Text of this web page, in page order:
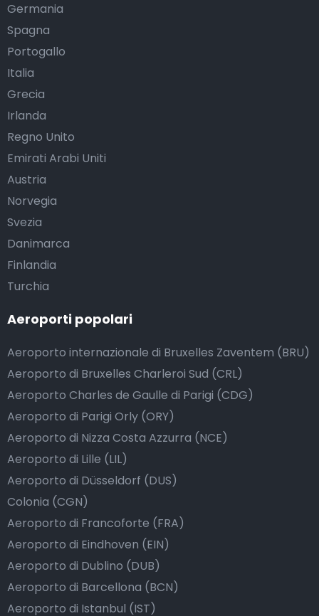
Germania
Spagna
Portogallo
Italia
Grecia
Irlanda
Regno Unito
Emirati Arabi Uniti
Austria
Norvegia
Svezia
Danimarca
Finlandia
Turchia
Aeroporti popolari
Aeroporto internazionale di Bruxelles Zaventem (BRU)
Aeroporto di Bruxelles Charleroi Sud (CRL)
Aeroporto Charles de Gaulle di Parigi (CDG)
Aeroporto di Parigi Orly (ORY)
Aeroporto di Nizza Costa Azzurra (NCE)
Aeroporto di Lille (LIL)
Aeroporto di Düsseldorf (DUS)
Colonia (CGN)
Aeroporto di Francoforte (FRA)
Aeroporto di Eindhoven (EIN)
Aeroporto di Dublino (DUB)
Aeroporto di Barcellona (BCN)
Aeroporto di Istanbul (IST)